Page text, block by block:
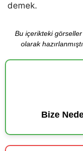
demek.
Bu içerikteki
olarak
Bize